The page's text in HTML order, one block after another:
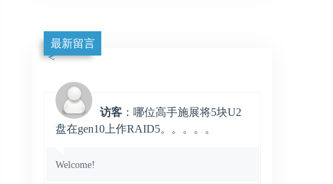
最新留言
访客 ：哪位高手施展将5块U2
盘在gen10上作RAID5。。。。。
Welcome!